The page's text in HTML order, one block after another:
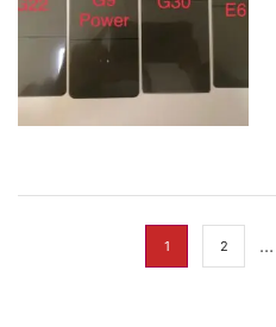
1 2 …